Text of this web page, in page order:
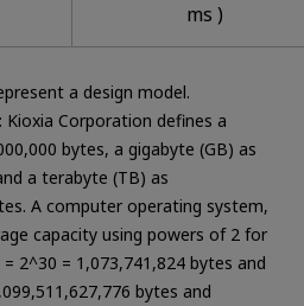
ms )
a design model.
Corporation defines a
bytes, a gigabyte (GB) as
a terabyte (TB) as
A computer operating system,
capacity using powers of 2 for
2^30 = 1,073,741,824 bytes and
bytes and